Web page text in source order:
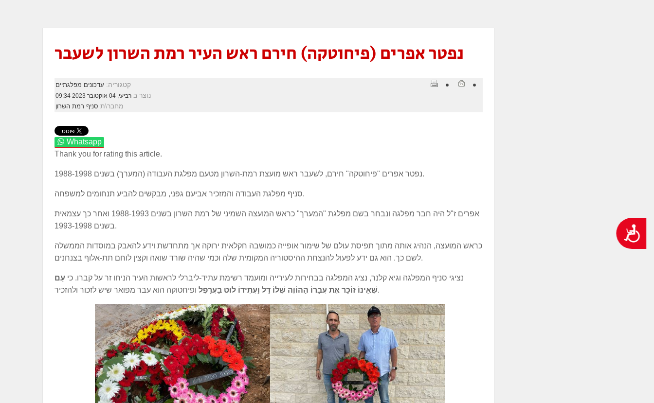
נגישות
נפטר אפרים (פיחוטקה) חירם ראש העיר רמת השרון לשעבר
קטגוריה: עדכונים מפלגתיים
נוצר ב רביעי, 04 אוקטובר 2023 09:34
מחבר\ת סניף רמת השרון
Whatsapp
Thank you for rating this article.
נפטר אפרים "פיחוטקה" חירם, לשעבר ראש מועצת רמת-השרון מטעם מפלגת העבודה (המערך) בשנים 1988-1998.
סניף מפלגת העבודה והמזכיר אביעם גפני, מבקשים להביע תנחומים למשפחה.
אפרים ז"ל היה חבר מפלגה ונבחר בשם מפלגת "המערך" כראש המועצה השמיני של רמת השרון בשנים 1988-1993 ואחר כך עצמאית
בשנים 1993-1998.
כראש המועצה, הנהיג אותה מתוך תפיסת עולם של שימור אופייה כמושבה חקלאית ירוקה אך מתחדשת וידע להאבק במוסדות הממשלה
לשם כך. הוא גם ידע לפעול להנצחת ההיסטוריה המקומית שלה וכמי שהיה שורד שואה וקצין לוחם תת-אלוף בצנחנים.
נציגי סניף המפלגה וגיא קלנר, נציג המפלגה בבחירות לעירייה ומועמד רשימת עתיד-ליברלי לראשות העיר הניחו זר על קברו. כי עַם
שֶׁאֵינוֹ זוֹכֵר אֶת עֲבָרוֹ הַהוֹוֶה שֶׁלּוֹ דַּל וַעֲתִידוֹ לוּט בַּעֲרָפֶלופיחטוקה הוא עבר מפואר שיש לזכור ולהזכיר.